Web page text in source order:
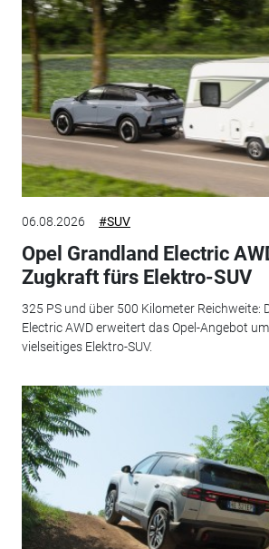
06.08.2026 #SUV
Opel Grandland Electric
Zugkraft fürs Elektro-SUV
325 PS und über 500 Kilometer Reichweite:
Electric AWD erweitert das Opel-Angebot
vielseitiges Elektro-SUV.